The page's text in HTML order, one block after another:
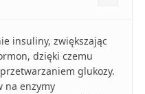
insuliny, zwiększając
dzięki czemu
glukozy.
na enzymy